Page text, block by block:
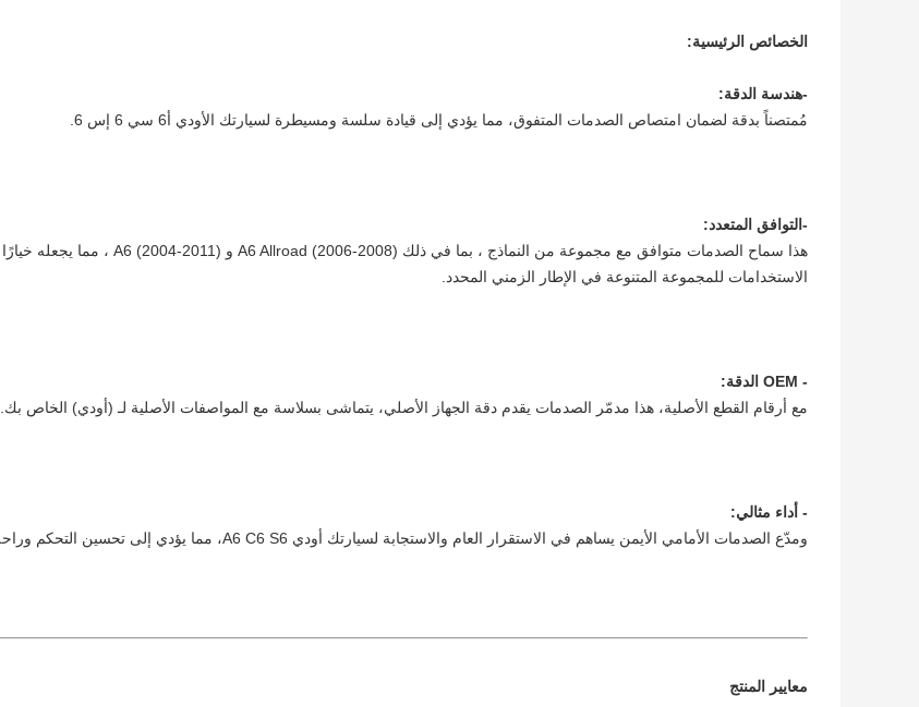
الخصائص الرئيسية:
-هندسة الدقة:
مُمتصناً بدقة لضمان امتصاص الصدمات المتفوق، مما يؤدي إلى قيادة سلسة ومسيطرة لسيارتك الأودي أ6 سي 6 إس 6.
- التوافق المتعدد:
الاستخدامات للمجموعة المتنوعة في الإطار الزمني المحدد.
- OEM الدقة:
مع أرقام القطع الأصلية، هذا مدمّر الصدمات يقدم دقة الجهاز الأصلي، يتماشى بسلاسة مع المواصفات الأصلية لـ (أودي) الخاص بك.
- أداء مثالي:
ومدّع الصدمات الأمامي الأيمن يساهم في الاستقرار العام والاستجابة لسيارتك أودي A6 C6 S6، مما يؤدي إلى تحسين التحكم وراحة القيادة.
معايير المنتج